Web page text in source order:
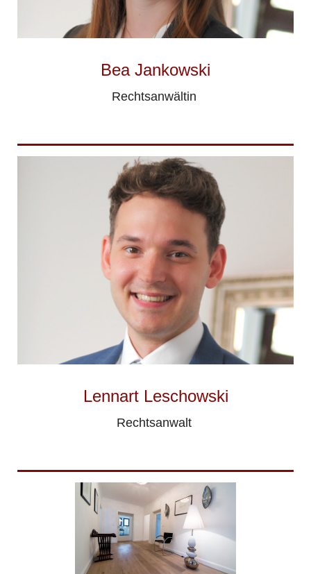
Bea Jankowski
Rechtsanwältin
Lennart Leschowski
Rechtsanwalt